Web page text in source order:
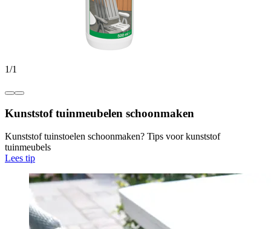
1/1
Kunststof tuinmeubelen schoonmaken
Kunststof tuinstoelen schoonmaken? Tips voor kunststof
tuinmeubels
Lees tip